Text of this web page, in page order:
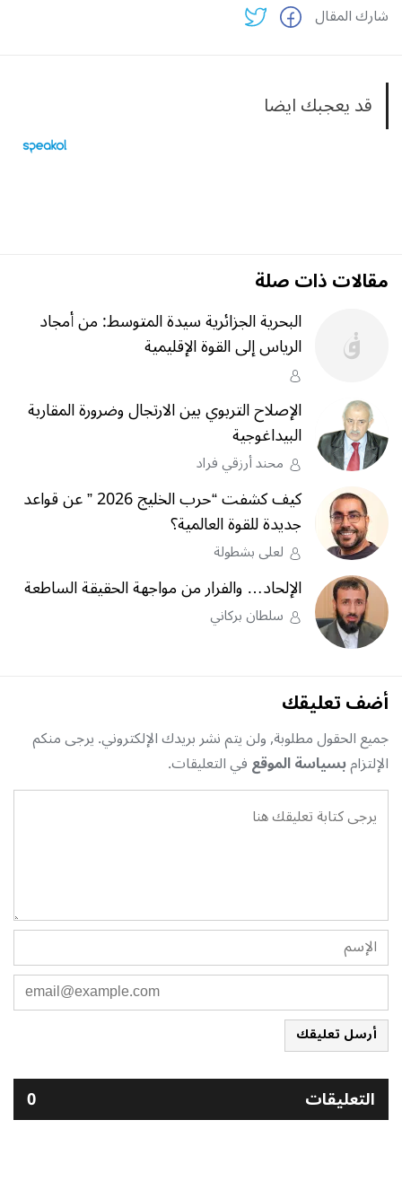
شارك المقال
قد يعجبك ايضا
مقالات ذات صلة
البحرية الجزائرية سيدة المتوسط: من أمجاد
الرياس إلى القوة الإقليمية
الإصلاح التربوي بين الارتجال وضرورة المقاربة
البيداغوجية
محند أرزقي فراد
كيف كشفت “حرب الخليج 2026 ” عن قواعد
جديدة للقوة العالمية؟
لعلى بشطولة
الإلحاد… والفرار من مواجهة الحقيقة الساطعة
سلطان بركاني
أضف تعليقك
جميع الحقول مطلوبة, ولن يتم نشر بريدك الإلكتروني. يرجى منكم
الإلتزامبسياسة الموقعفي التعليقات.
أرسل تعليقك
التعليقات 0